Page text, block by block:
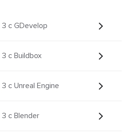
с GDevelop
с Buildbox
с Unreal Engine
с Blender